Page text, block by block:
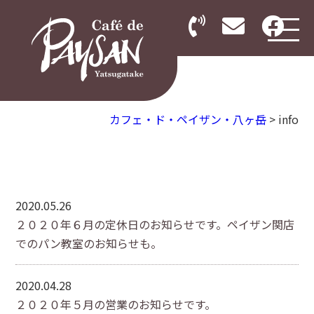
カフェ・ド・ペイザン・八ヶ岳> info
2020.05.26
２０２０年６月の定休日のお知らせです。ペイザン関店
でのパン教室のお知らせも。
2020.04.28
２０２０年５月の営業のお知らせです。